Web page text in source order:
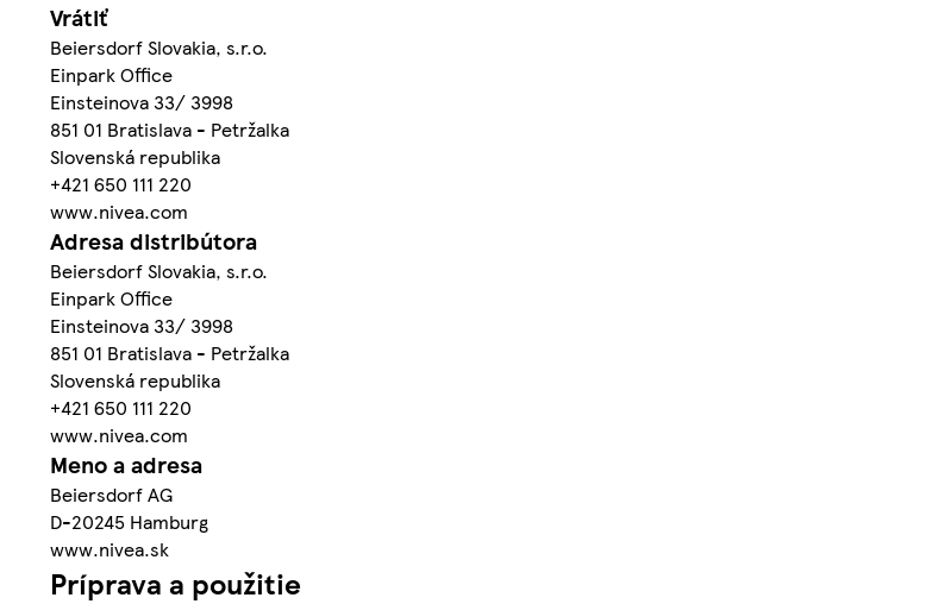
Vrátiť
Beiersdorf Slovakia, s.r.o.
Einpark Office
Einsteinova 33/ 3998
851 01 Bratislava - Petržalka
Slovenská republika
+421 650 111 220
www.nivea.com
Adresa distribútora
Beiersdorf Slovakia, s.r.o.
Einpark Office
Einsteinova 33/ 3998
851 01 Bratislava - Petržalka
Slovenská republika
+421 650 111 220
www.nivea.com
Meno a adresa
Beiersdorf AG
D-20245 Hamburg
www.nivea.sk
Príprava a použitie